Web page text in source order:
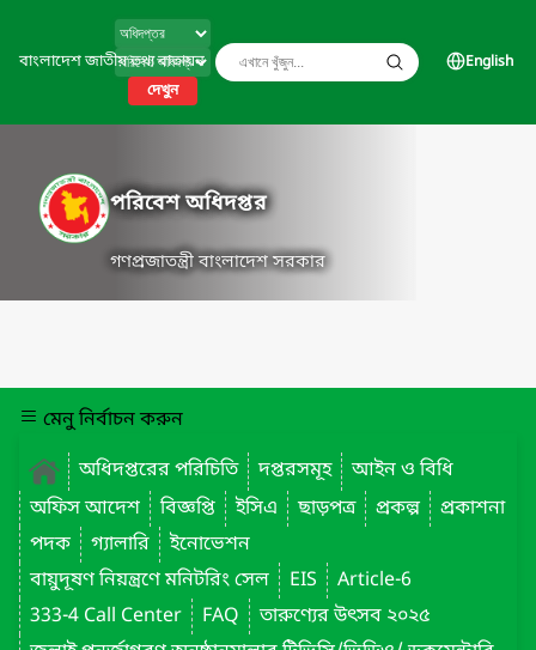
বাংলাদেশ জাতীয় তথ্য বাতায়ন
দেখুন
English
পরিবেশ অধিদপ্তর
গণপ্রজাতন্ত্রী বাংলাদেশ সরকার
মেনু নির্বাচন করুন
অধিদপ্তরের পরিচিতি
দপ্তরসমূহ
আইন ও বিধি
অফিস আদেশ
বিজ্ঞপ্তি ইসিএ ছাড়পত্র প্রকল্প
প্রকাশনা
পদক
গ্যালারি
ইনোভেশন
বায়ুদূষণ নিয়ন্ত্রণে মনিটরিং সেল
EIS
Article-6
333-4 Call Center
FAQ
তারুণ্যের উৎসব ২০২৫